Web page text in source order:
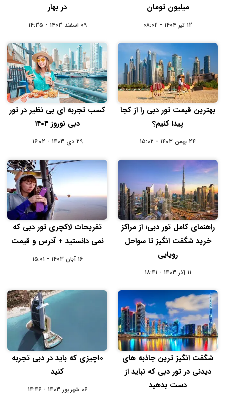
میلیون تومان
۱۲ تیر ۱۴۰۴ - ۰۸:۰۲
در بهار
۰۹ اسفند ۱۴۰۳ - ۱۴:۳۵
بهترین قیمت تور دبی را از کجا
پیدا کنیم؟
۲۴ بهمن ۱۴۰۳ - ۱۵:۰۲
کسب تجربه‌ ای بی ‌نظیر در تور
دبی نوروز ۱۴۰۴
۲۹ دی ۱۴۰۳ - ۱۶:۰۲
راهنمای کامل تور دبی؛ از مراکز
خرید شگفت ‌انگیز تا سواحل
رویایی
۱۱ آذر ۱۴۰۳ - ۱۸:۴۱
تفریحات لاکچری تور دبی که
نمی دانستید + آدرس و قیمت
۱۶ آبان ۱۴۰۳ - ۱۵:۰۱
شگفت انگیز ترین جاذبه‌ های
دیدنی در تور دبی که نباید از
دست بدهید
10چیزی که باید در دبی تجربه
کنید
۰۶ شهریور ۱۴۰۳ - ۱۴:۴۶